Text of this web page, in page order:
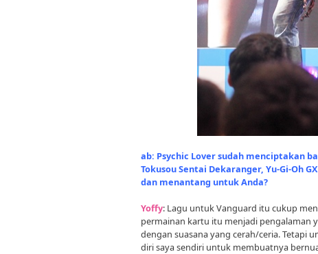
ab: Psychic Lover sudah menciptakan
Tokusou Sentai Dekaranger, Yu-Gi-Oh
dan menantang untuk Anda?
Yoffy: Lagu untuk Vanguard itu cukup
permainan kartu itu menjadi pengalaman
dengan suasana yang cerah/ceria. Tetapi
diri saya sendiri untuk membuatnya